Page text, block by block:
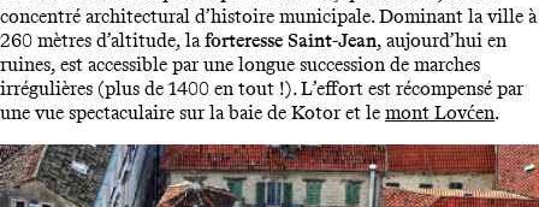
concentré architectural d’histoire municipale. Dominant la ville à
260 mètres d’altitude, la forteresse Saint-Jean, aujourd’hui en
ruines, est accessible par une longue succession de marches
irrégulières (plus de 1400 en tout !). L’effort est récompensé par
une vue spectaculaire sur la baie de Kotor et le mont Lovćen.